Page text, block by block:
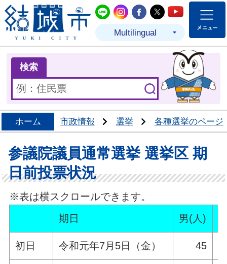
結城市公式LINE
結城市公式Instagram
結城市公式
結城市公式
結城市
Multilingual
検索
ホーム 市政情報 選挙 各種選挙のページ
参議院議員通常選挙 選挙区 期
日前投票状況
※表は横スクロールできます。
期日
男(人)
初日 令和元年7月5日（金） 45